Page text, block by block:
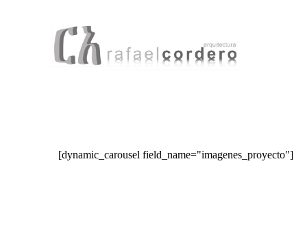
[dynamic_carousel field_name="imagenes_proyecto"]